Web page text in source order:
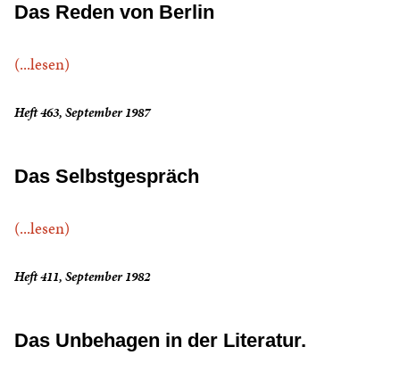
Das Reden von Berlin
(...lesen)
Heft 463, September 1987
Das Selbstgespräch
(...lesen)
Heft 411, September 1982
Das Unbehagen in der Literatur.